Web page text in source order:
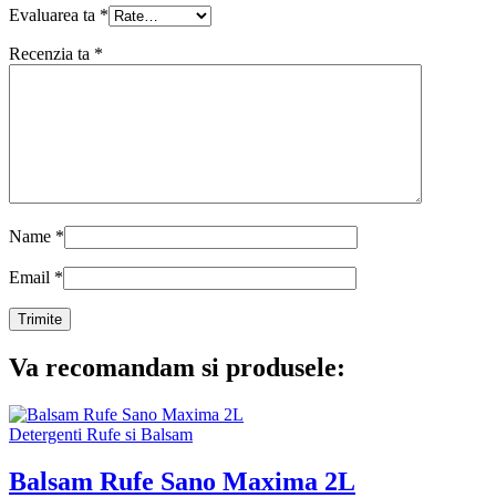
Evaluarea ta *
Recenzia ta *
Name *
Email *
Va recomandam si produsele:
Detergenti Rufe si Balsam
Balsam Rufe Sano Maxima 2L